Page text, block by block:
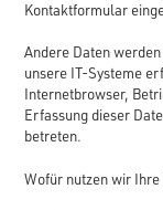
Kontaktformular
Andere Daten
unsere IT-Systeme
Internetbrowser,
Erfassung dieser
betreten.
Wofür nutzen wir Ihre